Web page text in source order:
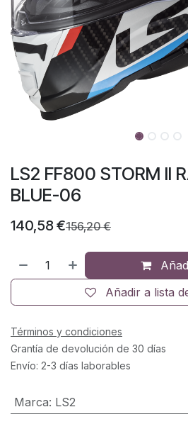
LS2 FF800 STORM II
BLUE-06
140,58€156,20€
Añadir a lista
Términos y condiciones
Grantía de devolución de 30 días
Envío: 2-3 días laborables
Marca: LS2